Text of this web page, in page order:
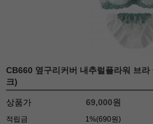
CB660 옆구리커버 내추럴플라워 브
크)
상품가 69,000원
적립금 1%(690원)